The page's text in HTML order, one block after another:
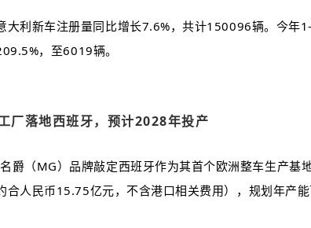
大利新车注册量同比增长7.6%，共计150096辆。今
，至6019辆。
厂落地西班牙，预计2028年投产
爵（MG）品牌敲定西班牙作为其首个欧洲整车生产
合人民币15.75亿元，不含港口相关费用），规划年产